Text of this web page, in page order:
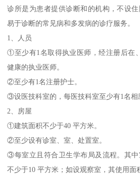
诊所是为患者提供诊断和的机构，不设
易于诊断的常见病和多发病的诊疗服务。
1、人员
①至少有1名取得执业医师，经注册后在
健康的执业医师。
②至少有1名注册护士。
③设医技科室的，每医技科室至少有1名相
2、房屋
①建筑面积不少于40 平方米。
②至少设有诊室、室、处置室。
③每室立且符合卫生学布局及流程。其
不少于10 平方米；如设观察室，其使用面